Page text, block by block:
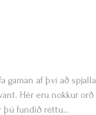
gaman af því að spjalla